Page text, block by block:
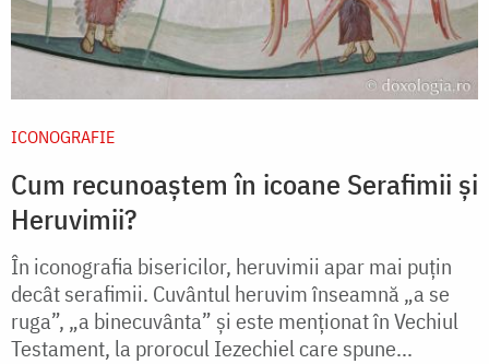
ICONOGRAFIE
Cum recunoaștem în icoane Serafimii și
Heruvimii?
În iconografia bisericilor, heruvimii apar mai puțin
decât serafimii. Cuvântul heruvim înseamnă „a se
ruga”, „a binecuvânta” și este menționat în Vechiul
Testament, la prorocul Iezechiel care spune...